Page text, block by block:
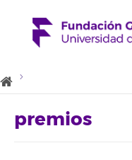
premios